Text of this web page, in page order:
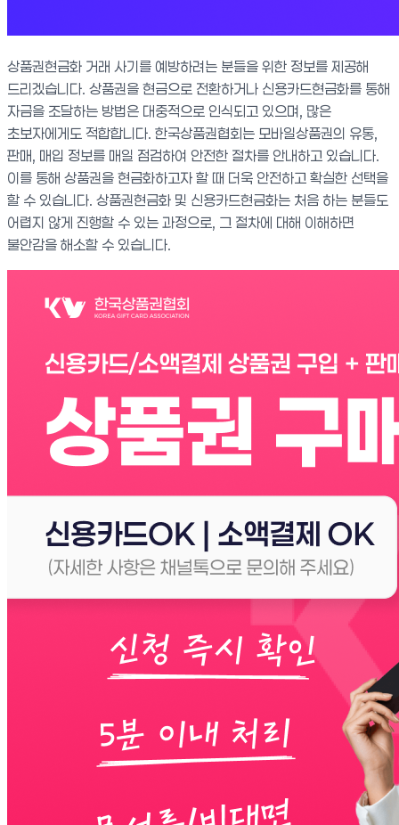
상품권현금화 거래 사기를 예방하려는 분들을 위한 정보를 제공해
드리겠습니다. 상품권을 현금으로 전환하거나 신용카드현금화를 통해
자금을 조달하는 방법은 대중적으로 인식되고 있으며, 많은
초보자에게도 적합합니다. 한국상품권협회는 모바일상품권의 유통,
판매, 매입 정보를 매일 점검하여 안전한 절차를 안내하고 있습니다.
이를 통해 상품권을 현금화하고자 할 때 더욱 안전하고 확실한 선택을
할 수 있습니다. 상품권현금화 및 신용카드현금화는 처음 하는 분들도
어렵지 않게 진행할 수 있는 과정으로, 그 절차에 대해 이해하면
불안감을 해소할 수 있습니다.